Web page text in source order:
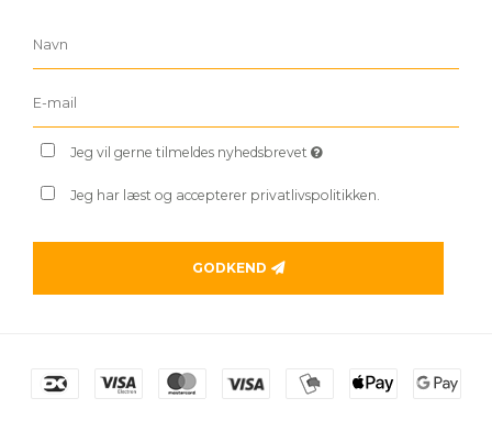
Jeg vil gerne tilmeldes nyhedsbrevet
Jeg har læst og accepterer privatlivspolitikken.
GODKEND